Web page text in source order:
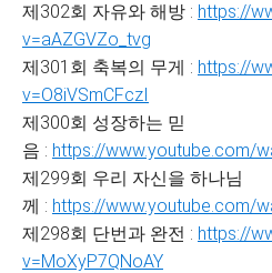
제302회 자유와 해방 : https://
v=aAZGVZo_tvg
제301회 축복의 무게 : https://
v=O8iVSmCFczI
제300회 성장하는 믿
음 : https://www.youtube.com/
제299회 우리 자신을 하나님
께 : https://www.youtube.com/
제298회 단번과 완전 : https://
v=MoXyP7QNoAY